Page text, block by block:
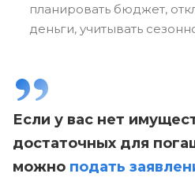
планировать бюджет,
деньги, учитывать
Если у вас нет
достаточных для
можно подать